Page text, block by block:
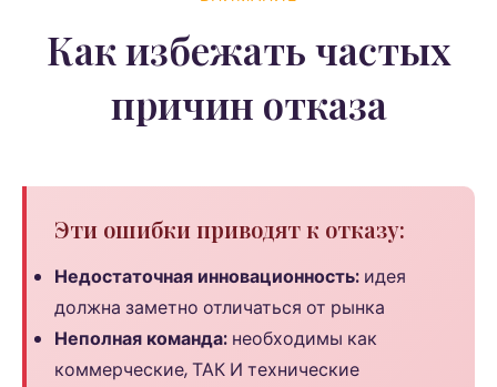
Как избежать частых
причин отказа
Эти ошибки приводят к отказу:
Недостаточная инновационность: идея
должна заметно отличаться от рынка
Неполная команда: необходимы как
коммерческие, ТАК И технические